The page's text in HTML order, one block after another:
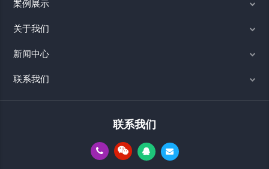
案例展示
关于我们
新闻中心
联系我们
联系我们